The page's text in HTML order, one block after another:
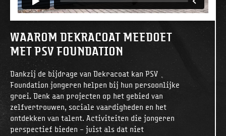
WAAROM DEKRACOAT MEEDOET
MET PSV FOUNDATION
Dankzij de bijdrage van Dekracoat kan PSV
Foundation jongeren helpen bij hun persoonlijke
groei. Denk aan projecten op het gebied van
zelfvertrouwen, sociale vaardigheden en het
ontdekken van talent. Activiteiten die jongeren
perspectief bieden – juist als dat niet